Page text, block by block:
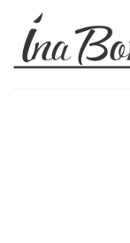
content